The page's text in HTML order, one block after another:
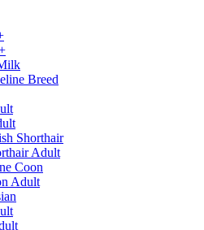
Breed
Shorthair
Adult
Coon
Adult